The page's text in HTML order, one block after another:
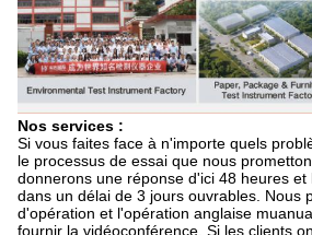
Nos services :
Si vous faites face à n'importe quels
le processus de essai que nous
donnerons une réponse d'ici 48 heures
dans un délai de 3 jours ouvrables. Nous
d'opération et l'opération anglaise
fournir la vidéoconférence. Si les clients